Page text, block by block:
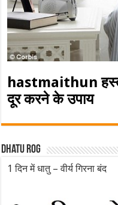
hastmaithun
दूर करने के उपाय
Dhatu rog
1 दिन में धातु – वीर्य गिरना बंद